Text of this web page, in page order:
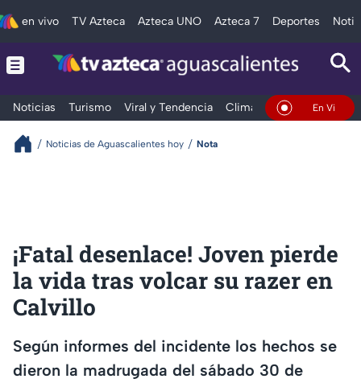
en vivo TV Azteca Azteca UNO Azteca 7 Deportes
Noticias Turismo Viral y Tendencia Clima DeportesEn Vivo
Noticias de Aguascalientes hoy Nota
¡Fatal desenlace! Joven pierde
la vida tras volcar su razer en
Calvillo
Según informes del incidente los hechos se
dieron la madrugada del sábado 30 de